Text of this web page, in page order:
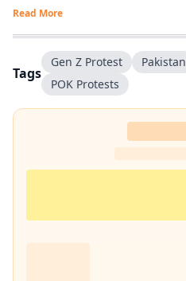
Read More
Tags
Gen Z Protest Pakistan
POK Protests